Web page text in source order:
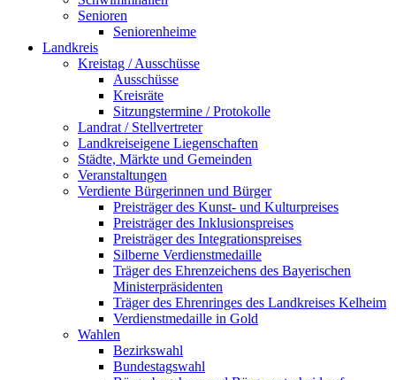
Senioren
Seniorenheime
Landkreis
Kreistag / Ausschüsse
Ausschüsse
Kreisräte
Sitzungstermine / Protokolle
Landrat / Stellvertreter
Landkreiseigene Liegenschaften
Städte, Märkte und Gemeinden
Veranstaltungen
Verdiente Bürgerinnen und Bürger
Preisträger des Kunst- und Kulturpreises
Preisträger des Inklusionspreises
Preisträger des Integrationspreises
Silberne Verdienstmedaille
Träger des Ehrenzeichens des Bayerischen
Ministerpräsidenten
Träger des Ehrenringes des Landkreises Kelheim
Verdienstmedaille in Gold
Wahlen
Bezirkswahl
Bundestagswahl